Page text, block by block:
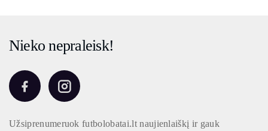
Nieko nepraleisk!
Užsiprenumeruok futbolobatai.lt naujienlaiškį ir gauk